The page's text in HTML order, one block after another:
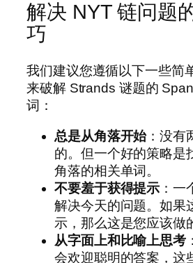
解决 NYT 链问题
巧
我们建议您遵循以下一些简
来破解 Strands 谜题的
词：
总是从角落开始：没有
的。但一个好的策略是
角落的相关单词。
不要羞于获得提示 ：一
解决今天的问题。如果
示，那么这是您应该做
从字面上和比喻上思考
会欢迎聪明的答案，这